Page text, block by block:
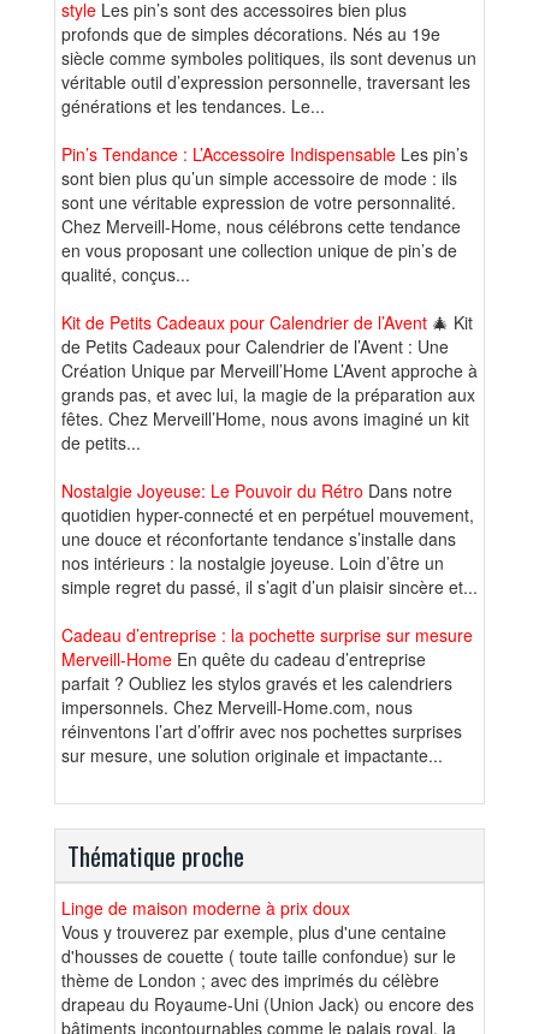
style Les pin’s sont des accessoires bien plus
profonds que de simples décorations. Nés au 19e
siècle comme symboles politiques, ils sont devenus un
véritable outil d’expression personnelle, traversant les
générations et les tendances. Le...
Pin’s Tendance : L’Accessoire Indispensable Les pin’s
sont bien plus qu’un simple accessoire de mode : ils
sont une véritable expression de votre personnalité.
Chez Merveill-Home, nous célébrons cette tendance
en vous proposant une collection unique de pin’s de
qualité, conçus...
Kit de Petits Cadeaux pour Calendrier de l’Avent 🎄 Kit
de Petits Cadeaux pour Calendrier de l’Avent : Une
Création Unique par Merveill’Home L’Avent approche à
grands pas, et avec lui, la magie de la préparation aux
fêtes. Chez Merveill’Home, nous avons imaginé un kit
de petits...
Nostalgie Joyeuse: Le Pouvoir du Rétro Dans notre
quotidien hyper-connecté et en perpétuel mouvement,
une douce et réconfortante tendance s’installe dans
nos intérieurs : la nostalgie joyeuse. Loin d’être un
simple regret du passé, il s’agit d’un plaisir sincère et...
Cadeau d’entreprise : la pochette surprise sur mesure
Merveill-Home En quête du cadeau d’entreprise
parfait ? Oubliez les stylos gravés et les calendriers
impersonnels. Chez Merveill-Home.com, nous
réinventons l’art d’offrir avec nos pochettes surprises
sur mesure, une solution originale et impactante...
Thématique proche
Linge de maison moderne à prix doux
Vous y trouverez par exemple, plus d'une centaine
d'housses de couette ( toute taille confondue) sur le
thème de London ; avec des imprimés du célèbre
drapeau du Royaume-Uni (Union Jack) ou encore des
bâtiments incontournables comme le palais royal, la